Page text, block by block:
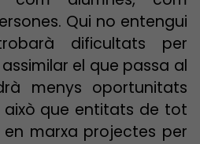
Qui no entengui
dificultats per
el que passa al
menys oportunitats
això que entitats de tot
marxa projectes per